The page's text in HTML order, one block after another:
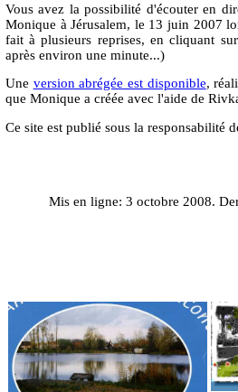
Vous avez la possibilité d'écouter en
Monique à Jérusalem, le 13 juin 2007
fait à plusieurs reprises, en cliquant
après environ une minute...)
Une version abrégée est disponible,
que Monique a créée avec l'aide de
Ce site est publié sous la responsabilité
Mis en ligne: 3 octobre 2008.